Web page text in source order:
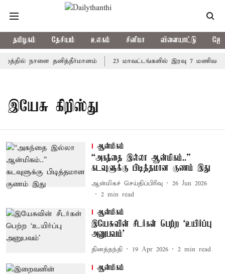
தமிழகம் தேசியம் உலகம் சினிமா விளையாட்டு
நாளை தனித்தீர்மானம் 23 மாவட்டங்களில் இரவு 7
இயேசு கிறிஸ்து
ஆன்மிகம்
“அகந்தை இல்லா ஆன்மிகம்..”
கடவுளுக்கு பிடித்தமான குணம் இது
ஆன்மிகச் செய்திப்பிரிவு
26 Jun 2026
2 min read
ஆன்மிகம்
இயேசுவின் சீடர்கள் பெற்ற ‘உயிர்ப்பு
அனுபவம்’
தினத்தந்தி 19 Apr 2026 2 min read
ஆன்மிகம்